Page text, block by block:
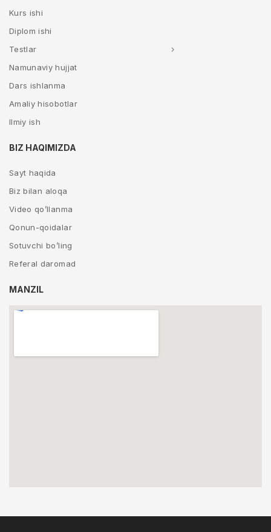
Kurs ishi
Diplom ishi
Testlar
Namunaviy hujjat
Dars ishlanma
Amaliy hisobotlar
Ilmiy ish
BIZ HAQIMIZDA
Sayt haqida
Biz bilan aloqa
Video qo’llanma
Qonun-qoidalar
Sotuvchi bo’ling
Referal daromad
MANZIL